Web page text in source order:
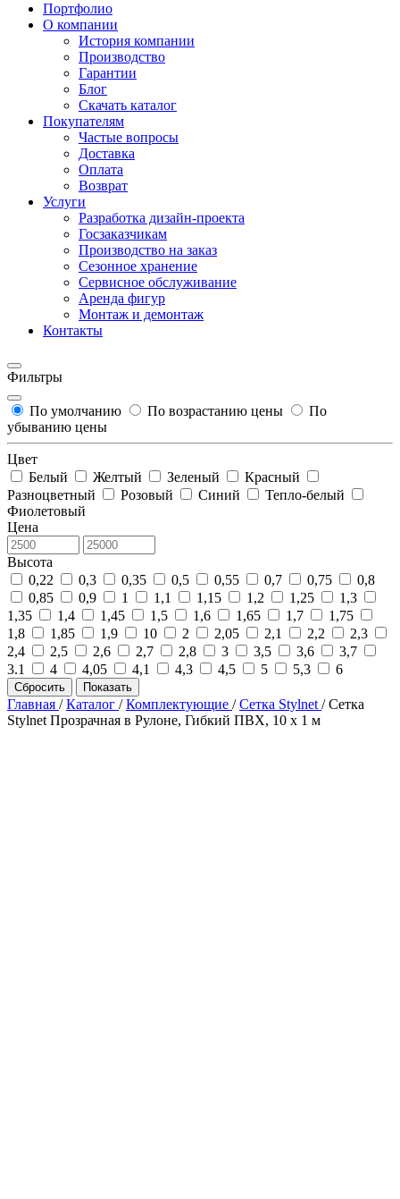
Портфолио
О компании
История компании
Производство
Гарантии
Блог
Скачать каталог
Покупателям
Частые вопросы
Доставка
Оплата
Возврат
Услуги
Разработка дизайн-проекта
Госзаказчикам
Производство на заказ
Сезонное хранение
Сервисное обслуживание
Аренда фигур
Монтаж и демонтаж
Контакты
Фильтры
По умолчанию По возрастанию цены
По
убыванию цены
Цвет
Белый
Желтый Зеленый
Красный
Разноцветный
Розовый Синий
Тепло-белый
Фиолетовый
Цена
Высота
0,22
0,3 0,35 0,5 0,55 0,7 0,75
0,8
0,85
0,9 1 1,1 1,15 1,2 1,25
1,3
1,35
1,4 1,45 1,5 1,6 1,65 1,7
1,75
1,8
1,85 1,9 10 2 2,05 2,1 2,2
2,3
2,4
2,5 2,6 2,7 2,8 3 3,5 3,6
3,7
3.1
4 4,05 4,1 4,3 4,5 5 5,3 6
Сбросить Показать
Главная /Каталог /Комплектующие /Сетка Stylnet /Сетка
Stylnet Прозрачная в Рулоне, Гибкий ПВХ, 10 x 1 м